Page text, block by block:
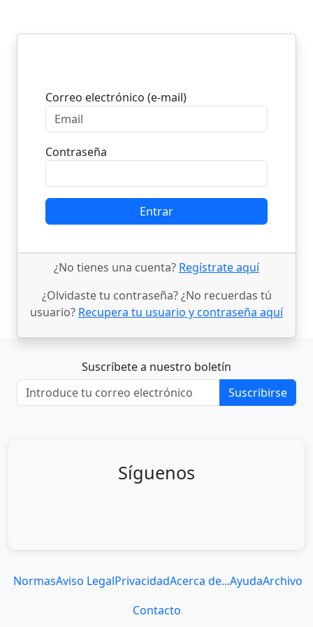
Correo electrónico (e-mail)
Contraseña
Entrar
¿No tienes una cuenta? Regístrate aquí
¿Olvidaste tu contraseña? ¿No recuerdas tú
usuario? Recupera tu usuario y contraseña aquí
Suscríbete a nuestro boletín
Suscribirse
Síguenos
NormasAviso LegalPrivacidadAcerca de...AyudaArchivo
Contacto